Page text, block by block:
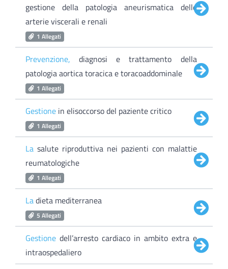
gestione della patologia aneurismatica delle
arterie viscerali e renali
1 Allegati
Prevenzione, diagnosi e trattamento della
patologia aortica toracica e toracoaddominale
1 Allegati
Gestione in elisoccorso del paziente critico
1 Allegati
La salute riproduttiva nei pazienti con malattie
reumatologiche
1 Allegati
Ladieta mediterranea
5 Allegati
Gestione dell’arresto cardiaco in ambito extra e
intraospedaliero